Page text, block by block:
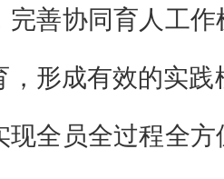
完善协同育人工作
，形成有效的实
现全员全过程全